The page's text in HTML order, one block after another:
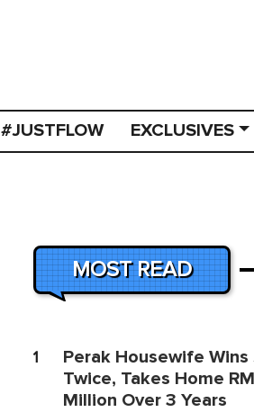
#JUSTFLOW EXCLUSIVES
MOST READ
1
Perak Housewife
Twice, Takes Home
Million Over 3 Years